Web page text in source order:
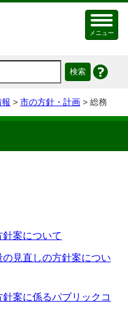
メニュー
> 市の方針・計画 > 総務
案について
の見直しの方針案につい
案に係るパブリックコ